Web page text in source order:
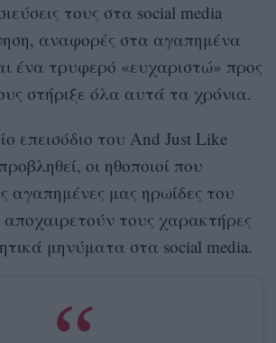
τους στα social media
αναφορές στα αγαπημένα
ένα τρυφερό «ευχαριστώ» προς
στήριξε όλα αυτά τα χρόνια.
επεισόδιο του And Just Like
οι ηθοποιοί που
αγαπημένες μας ηρωίδες του
αποχαιρετούν τους χαρακτήρες
μηνύματα στα social media.